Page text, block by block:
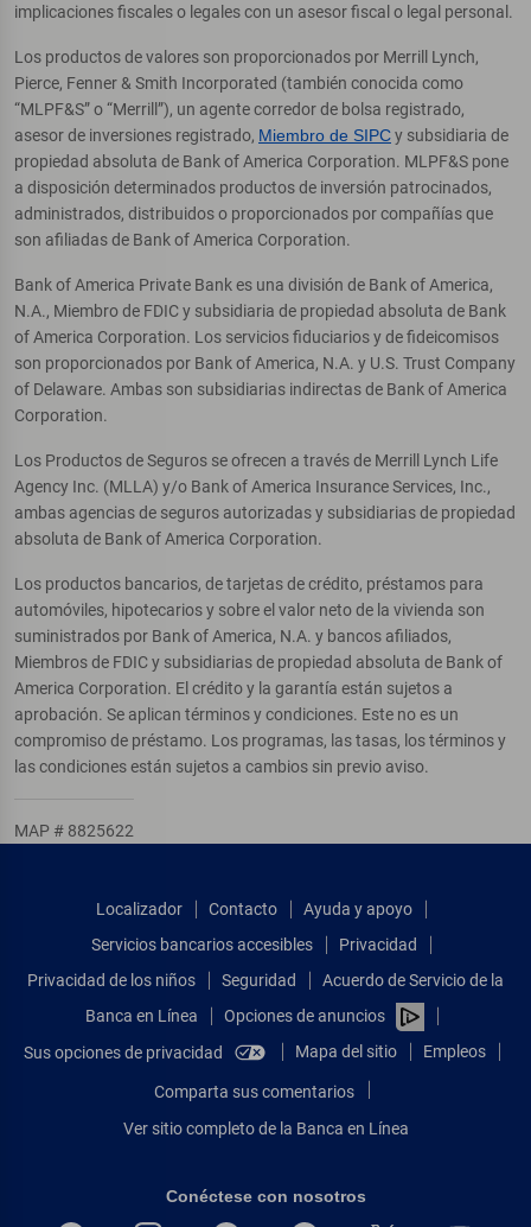
implicaciones fiscales o legales con un asesor fiscal o legal personal.
Los productos de valores son proporcionados por Merrill Lynch,
Pierce, Fenner & Smith Incorporated (también conocida como
“MLPF&S” o “Merrill”), un agente corredor de bolsa registrado,
asesor de inversiones registrado, Miembro de SIPCy subsidiaria de
propiedad absoluta de Bank of America Corporation. MLPF&S pone
a disposición determinados productos de inversión patrocinados,
administrados, distribuidos o proporcionados por compañías que
son afiliadas de Bank of America Corporation.
Bank of America Private Bank es una división de Bank of America,
N.A., Miembro de FDIC y subsidiaria de propiedad absoluta de Bank
of America Corporation. Los servicios fiduciarios y de fideicomisos
son proporcionados por Bank of America, N.A. y U.S. Trust Company
of Delaware. Ambas son subsidiarias indirectas de Bank of America
Corporation.
Los Productos de Seguros se ofrecen a través de Merrill Lynch Life
Agency Inc. (MLLA) y/o Bank of America Insurance Services, Inc.,
ambas agencias de seguros autorizadas y subsidiarias de propiedad
absoluta de Bank of America Corporation.
Los productos bancarios, de tarjetas de crédito, préstamos para
automóviles, hipotecarios y sobre el valor neto de la vivienda son
suministrados por Bank of America, N.A. y bancos afiliados,
Miembros de FDIC y subsidiarias de propiedad absoluta de Bank of
America Corporation. El crédito y la garantía están sujetos a
aprobación. Se aplican términos y condiciones. Este no es un
compromiso de préstamo. Los programas, las tasas, los términos y
las condiciones están sujetos a cambios sin previo aviso.
MAP # 8825622
Localizador Contacto
Ayuda y apoyo
Servicios bancarios accesibles
Privacidad
Privacidad de los niños
Seguridad
Acuerdo de Servicio de la
Banca en Línea
Opciones de anuncios
Sus opciones de privacidad
Mapa del sitio Empleos
Comparta sus comentarios
Ver sitio completo de la Banca en Línea
Conéctese con nosotros